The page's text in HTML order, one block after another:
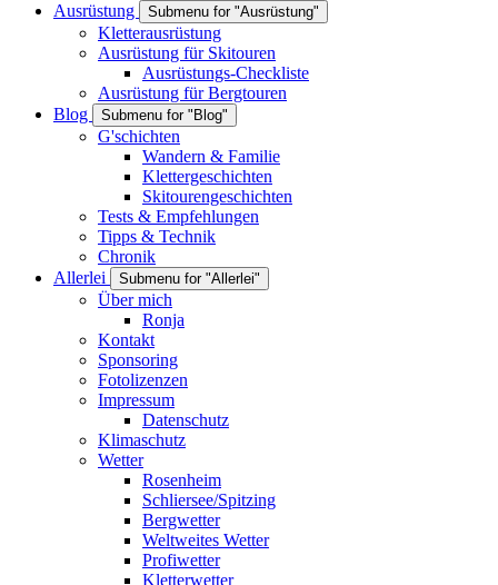
Ausrüstung
Submenu for "Ausrüstung"
Kletterausrüstung
Ausrüstung für Skitouren
Ausrüstungs-Checkliste
Ausrüstung für Bergtouren
Blog
Submenu for "Blog"
G'schichten
Wandern & Familie
Klettergeschichten
Skitourengeschichten
Tests & Empfehlungen
Tipps & Technik
Chronik
Allerlei
Submenu for "Allerlei"
Über mich
Ronja
Kontakt
Sponsoring
Fotolizenzen
Impressum
Datenschutz
Klimaschutz
Wetter
Rosenheim
Schliersee/Spitzing
Bergwetter
Weltweites Wetter
Profiwetter
Kletterwetter